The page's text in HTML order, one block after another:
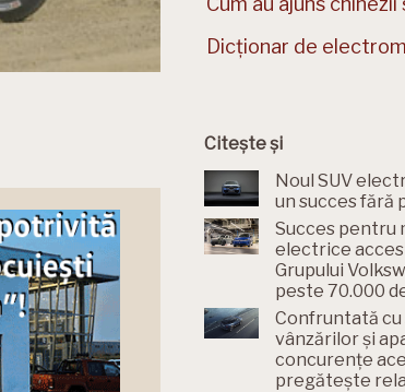
Dicționar de
Citește și
Noul SUV
un succes fără
Succes pentru
electrice
Grupului
peste 70.000
Confruntată cu
vânzărilor și
concurențe
pregătește